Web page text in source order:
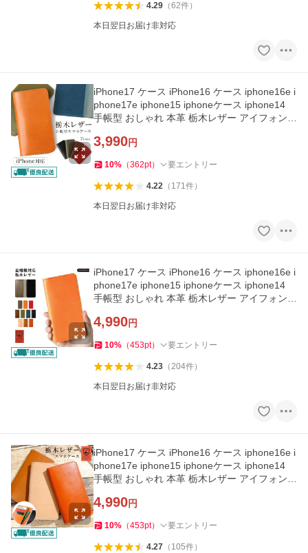
4.29（62件）
本日翌日お届け非対応
iPhone17 ケース iPhone16 ケース iphone16e i
phone17e iphone15 iphoneケース iphone14
手帳型 おしゃれ 本革 栃木レザー アイフォン1
3,990円
10% （362pt） 要エントリー
4.22（ 171件）
本日翌日お届け非対応
iPhone17 ケース iPhone16 ケース iphone16e i
phone17e iphone15 iphoneケース iphone14
手帳型 おしゃれ 本革 栃木レザー アイフォン1
4,990円
10% （453pt） 要エントリー
4.23（204件）
本日翌日お届け非対応
iPhone17 ケース iPhone16 ケース iphone16e i
phone17e iphone15 iphoneケース iphone14
手帳型 おしゃれ 本革 栃木レザー アイフォン1
4,990円
10% （453pt） 要エントリー
4.27（ 105件）